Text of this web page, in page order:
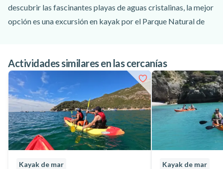
descubrir las fascinantes playas de aguas cristalinas, la mejor
opción es una excursión en kayak por el Parque Natural de
excursión en kayak desde Sesimbra de 4 horas duración en la
que recorrerás la costa de Sesimbra bordeando la costa y
acantilados del Parque Natural de Arrábida hasta llegar a la
alucinante playa de Ribeiro do Cavalo, una de las más bonitas
de Portugal por sus aguas cristalinas y por su carácter
salvaje. Y como no siempre se tiene la ocasión de estar en una
playa paradisíaca, podréis parar a nadar en Ribeiro do
Cavalo. Tras un refrescante baño y recuperar fuerzas, ¡será el
Actividades similares en las cercanías
Kayak de mar
Kayak de mar